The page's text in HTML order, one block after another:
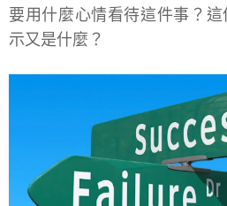
要用什麼心情看待這件事？
示又是什麼？